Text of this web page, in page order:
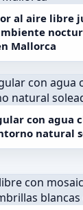
al aire libre
Mallorca
con agua
natural